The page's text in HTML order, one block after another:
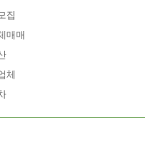
집
매매
체